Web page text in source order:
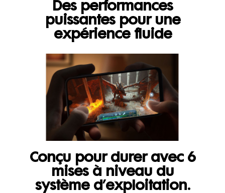
Des performances
puissantes pour une
expérience fluide
Conçu pour durer avec 6
mises à niveau du
système d’exploitation.